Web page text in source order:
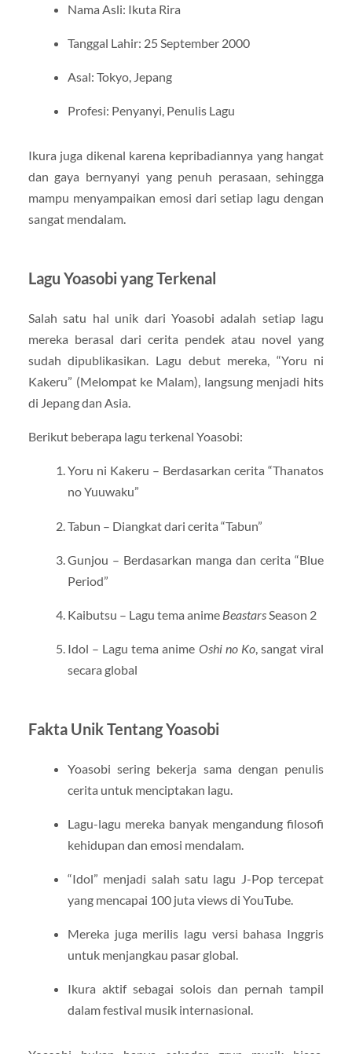
Nama Asli: Ikuta Rira
Tanggal Lahir: 25 September 2000
Asal: Tokyo, Jepang
Profesi: Penyanyi, Penulis Lagu
Ikura juga dikenal karena kepribadiannya yang hangat
dan gaya bernyanyi yang penuh perasaan, sehingga
mampu menyampaikan emosi dari setiap lagu dengan
sangat mendalam.
Lagu Yoasobi yang Terkenal
Salah satu hal unik dari Yoasobi adalah setiap lagu
mereka berasal dari cerita pendek atau novel yang
sudah dipublikasikan. Lagu debut mereka, “Yoru ni
Kakeru” (Melompat ke Malam), langsung menjadi hits
di Jepang dan Asia.
Berikut beberapa lagu terkenal Yoasobi:
Yoru ni Kakeru – Berdasarkan cerita “Thanatos
no Yuuwaku”
Tabun – Diangkat dari cerita “Tabun”
Gunjou – Berdasarkan manga dan cerita “Blue
Period”
Kaibutsu – Lagu tema anime BeastarsSeason 2
Idol – Lagu tema anime Oshi no Ko, sangat viral
secara global
Fakta Unik Tentang Yoasobi
Yoasobi sering bekerja sama dengan penulis
cerita untuk menciptakan lagu.
Lagu-lagu mereka banyak mengandung filosofi
kehidupan dan emosi mendalam.
“Idol” menjadi salah satu lagu J-Pop tercepat
yang mencapai 100 juta views di YouTube.
Mereka juga merilis lagu versi bahasa Inggris
untuk menjangkau pasar global.
Ikura aktif sebagai solois dan pernah tampil
dalam festival musik internasional.